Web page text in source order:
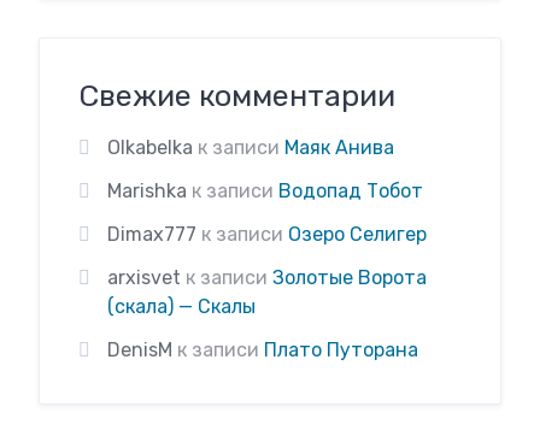
Свежие комментарии
Olkabelka к записи Маяк Анива
Marishka к записи Водопад Тобот
Dimax777 к записи Озеро Селигер
arxisvet к записи Золотые Ворота
(скала) — Скалы
DenisM к записи Плато Путорана